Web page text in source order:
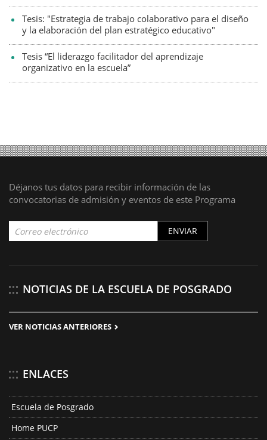
Tesis: "Estrategia de trabajo colaborativo para el diseño
y la elaboración del plan estratégico educativo"
Tesis “El liderazgo facilitador del aprendizaje
organizativo en la escuela”
Déjanos tus datos para recibir información de las
convocatorias de admisión y eventos de este Programa
ENVIAR
NOTICIAS DE LA ESCUELA DE POSGRADO
VER NOTICIAS ANTERIORES
ENLACES
Escuela de Posgrado
Home PUCP